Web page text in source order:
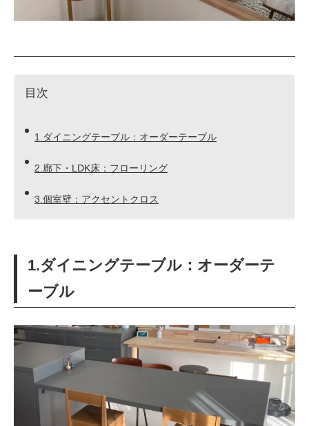
目次
1.ダイニングテーブル：オーダーテーブル
2.廊下・LDK床：フローリング
3.個室壁：アクセントクロス
1.ダイニングテーブル：オーダーテ
ーブル